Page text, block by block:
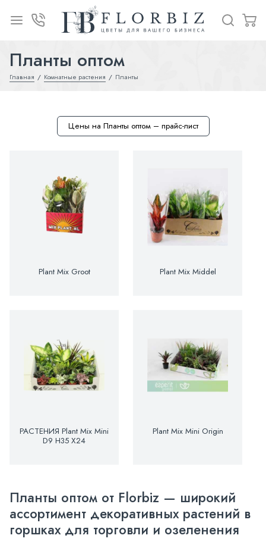
Планты оптом
Главная Комнатные растения Планты
Цены на Планты оптом – прайс-лист
Plant Mix Groot Plant Mix Middel
РАСТЕНИЯ Plant Mix Mini
D9 H35 X24
Plant Mix Mini Origin
Планты оптом от Florbiz — широкий
ассортимент декоративных растений в
горшках для торговли и озеленения